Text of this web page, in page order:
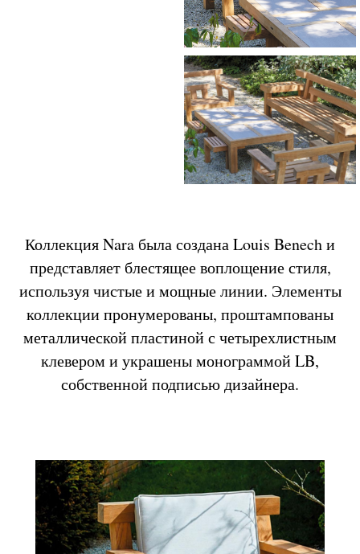
Коллекция Nara была создана Louis Benech и
представляет блестящее воплощение стиля,
используя чистые и мощные линии. Элементы
коллекции пронумерованы, проштампованы
металлической пластиной с четырехлистным
клевером и украшены монограммой LB,
собственной подписью дизайнера.